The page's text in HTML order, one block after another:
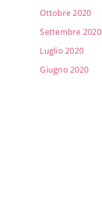
Ottobre 2020
Settembre 2020
Luglio 2020
Giugno 2020